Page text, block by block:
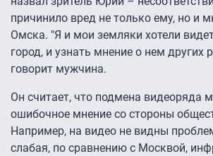
причинило вред не только ему, но и
Омска. "Я и мои земляки хотели
город, и узнать мнение о нем других
говорит мужчина.
Он считает, что подмена видеоряда
ошибочное мнение со стороны
Например, на видео не видны
слабая, по сравнению с Москвой,